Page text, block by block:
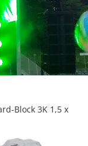
Block 3K 1,5 x